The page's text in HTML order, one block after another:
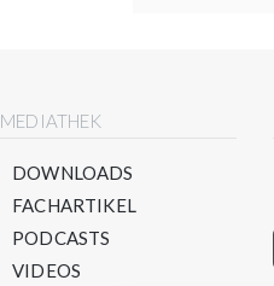
MEDIATHEK
DOWNLOADS
FACHARTIKEL
PODCASTS
VIDEOS